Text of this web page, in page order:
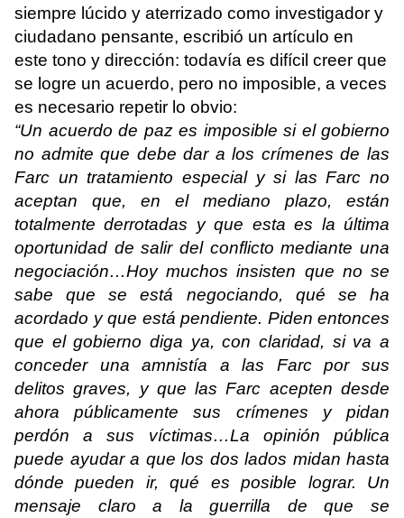
siempre lúcido y aterrizado como investigador y
ciudadano pensante, escribió un artículo en
este tono y dirección: todavía es difícil creer que
se logre un acuerdo, pero no imposible, a veces
es necesario repetir lo obvio:
“Un acuerdo de paz es imposible si el gobierno
no admite que debe dar a los crímenes de las
Farc un tratamiento especial y si las Farc no
aceptan que, en el mediano plazo, están
totalmente derrotadas y que esta es la última
oportunidad de salir del conflicto mediante una
negociación…Hoy muchos insisten que no se
sabe que se está negociando, qué se ha
acordado y que está pendiente. Piden entonces
que el gobierno diga ya, con claridad, si va a
conceder una amnistía a las Farc por sus
delitos graves, y que las Farc acepten desde
ahora públicamente sus crímenes y pidan
perdón a sus víctimas…La opinión pública
puede ayudar a que los dos lados midan hasta
dónde pueden ir, qué es posible lograr. Un
mensaje claro a la guerrilla de que se